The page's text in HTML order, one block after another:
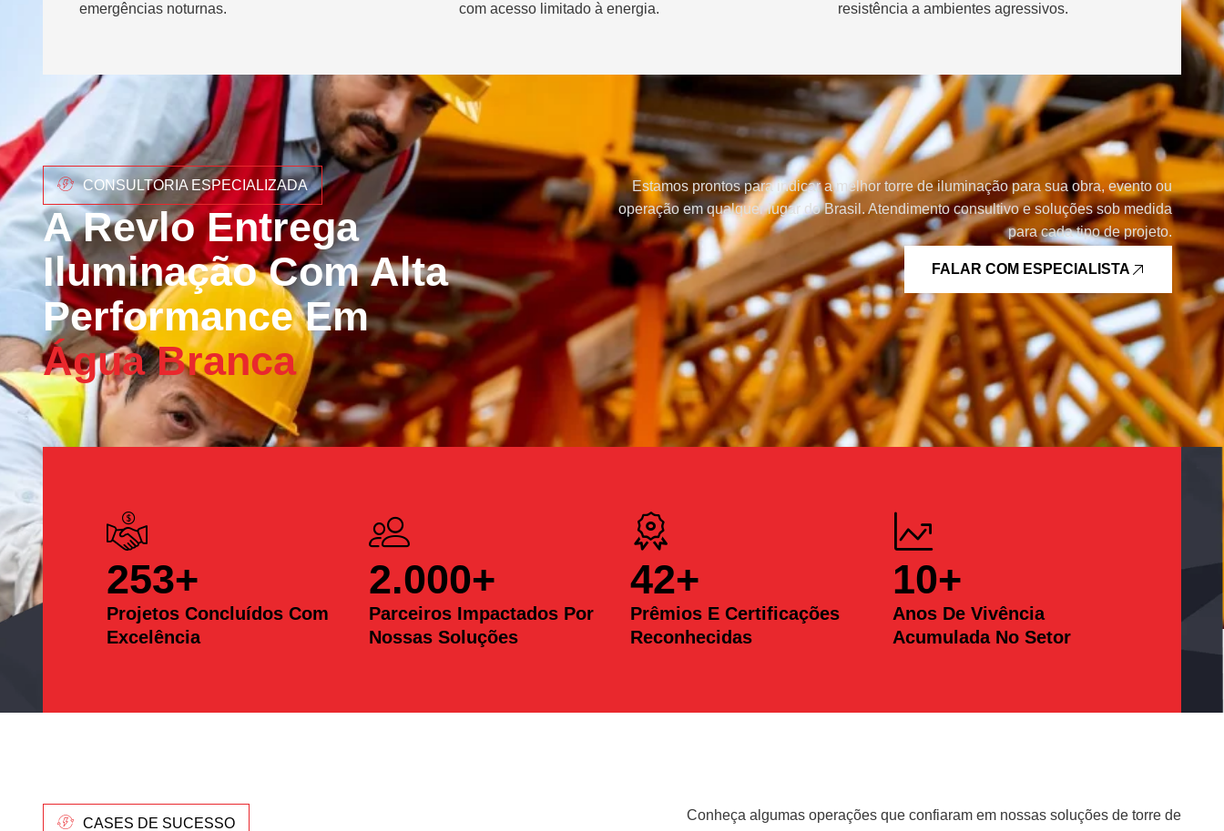
emergências noturnas.
com acesso limitado à energia.
resistência a ambientes agressivos.
CONSULTORIA ESPECIALIZADA
A Revlo Entrega
Iluminação Com Alta
Performance Em
Água Branca
Estamos prontos para indicar a melhor torre de iluminação para sua obra, evento ou
operação em qualquer lugar do Brasil. Atendimento consultivo e soluções sob medida
para cada tipo de projeto.
FALAR COM ESPECIALISTA
Projetos Concluídos Com
Excelência
253+
Parceiros Impactados Por
Nossas Soluções
2.000+
Prêmios E Certificações
Reconhecidas
42+
Anos De Vivência
Acumulada No Setor
10+
CASES DE SUCESSO
Conheça algumas operações que confiaram em nossas soluções de torre de